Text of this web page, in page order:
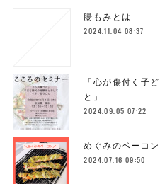
腸もみとは
2024.11.04 08:37
「心が傷付く子
と」
2024.09.05 07:22
めぐみのベーコ
2024.07.16 09:50